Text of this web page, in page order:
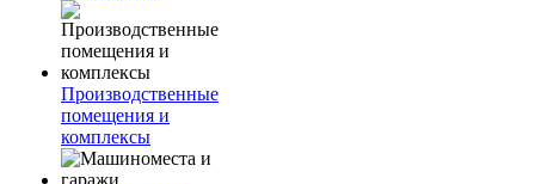
Производственные
помещения и
комплексы